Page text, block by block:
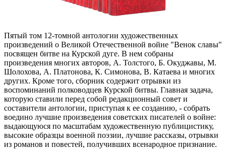
Пятый том 12-томной антологии художественных
произведений о Великой Отечественной войне "Венок славы"
посвящен битве на Курской дуге. В нем собраны
произведения многих авторов, А. Толстого, Б. Окуджавы, М.
Шолохова, А. Платонова, К. Симонова, В. Катаева и многих
других. Кроме того, сборник содержит отрывки из
воспоминаний полководцев Курской битвы. Главная задача,
которую ставили перед собой редакционный совет и
составители антологии, приступая к ее созданию, - собрать
воедино лучшие произведения советских писателей о войне:
выдающуюся по масштабам художественную публицистику,
высокие образцы военной поэзии, лучшие рассказы, отрывки
из романов и повестей, получивших всенародное признание.